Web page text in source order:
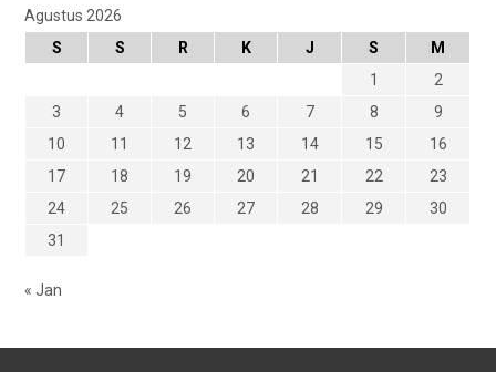
Agustus 2026
S
S R K J S
M
1
2
3
4 5 6 7 8
9
10
11 12 13 14 15
16
17
18 19 20 21 22
23
24
25 26 27 28 29
30
31
« Jan